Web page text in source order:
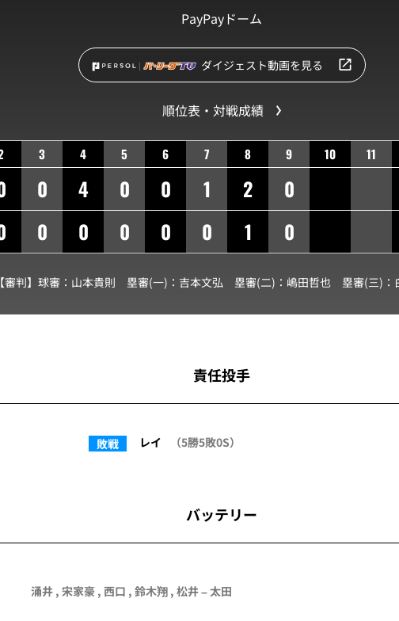
PayPayドーム
ダイジェスト動画を見る
順位表・対戦成績
3 4 5 6 7 8 9 10 11
0 4 0 0 1 2
0
0 0 0 0 0 1 0
判】球審： 山本貴則 塁審(一)： 吉本文弘 塁審(二)： 嶋田哲也 塁審(三)：
責任投手
敗戦 レイ （5勝5敗0S）
バッテリー
涌井 , 宋家豪 , 西口 , 鈴木翔 , 松井–太田